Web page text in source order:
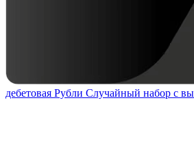
дебетовая Рубли Случайный набор с